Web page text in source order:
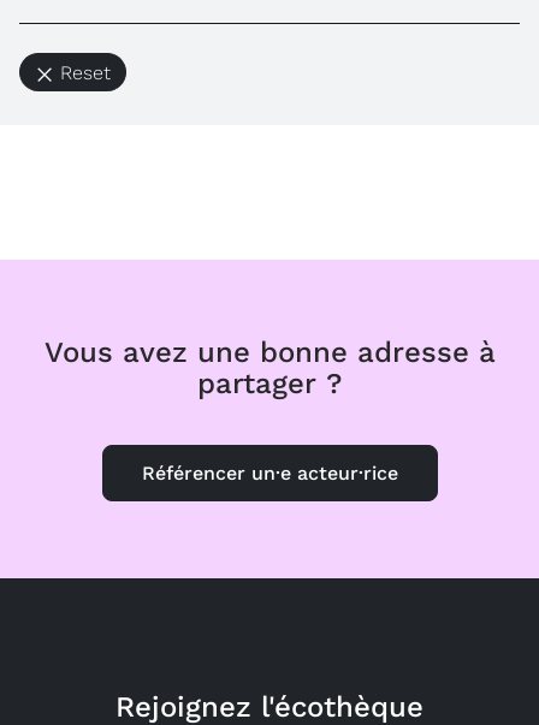
Reset
Vous avez une bonne adresse à
partager ?
Référencer un·e acteur·rice
Rejoignez l'écothèque